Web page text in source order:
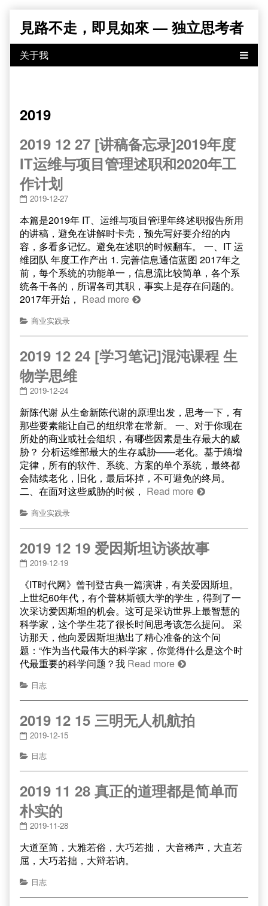
content
見路不走，即見如來 — 独立思考者
2019
2019 12 27 [讲稿备忘录]2019年度
IT运维与项目管理述职和2020年工
作计划
2019-12-27
本篇是2019年 IT、运维与项目管理年终述职报告所用
的讲稿，避免在讲解时卡壳，预先写好要介绍的内
容，多看多记忆。避免在述职的时候翻车。 一、IT 运
维团队 年度工作产出 1. 完善信息通信蓝图 2017年之
前，每个系统的功能单一，信息流比较简单，各个系
统各干各的，所谓各司其职，事实上是存在问题的。
2017年开始， Read more
商业实践录
2019 12 24 [学习笔记]混沌课程 生
物学思维
2019-12-24
新陈代谢 从生命新陈代谢的原理出发，思考一下，有
那些要素能让自己的组织常在常新。 一、对于你现在
所处的商业或社会组织，有哪些因素是生存最大的威
胁？ 分析运维部最大的生存威胁——老化。基于熵增
定律，所有的软件、系统、方案的单个系统，最终都
会陆续老化，旧化，最后坏掉，不可避免的终局。
二、在面对这些威胁的时候， Read more
商业实践录
2019 12 19 爱因斯坦访谈故事
2019-12-19
《IT时代网》曾刊登古典一篇演讲，有关爱因斯坦。
上世纪60年代，有个普林斯顿大学的学生，得到了一
次采访爱因斯坦的机会。这可是采访世界上最智慧的
科学家，这个学生花了很长时间思考该怎么提问。 采
访那天，他向爱因斯坦抛出了精心准备的这个问
题：“作为当代最伟大的科学家，你觉得什么是这个时
代最重要的科学问题？我 Read more
日志
2019 12 15 三明无人机航拍
2019-12-15
日志
2019 11 28 真正的道理都是简单而
朴实的
2019-11-28
大道至简，大雅若俗，大巧若拙， 大音稀声，大直若
屈，大巧若拙，大辩若讷。
日志